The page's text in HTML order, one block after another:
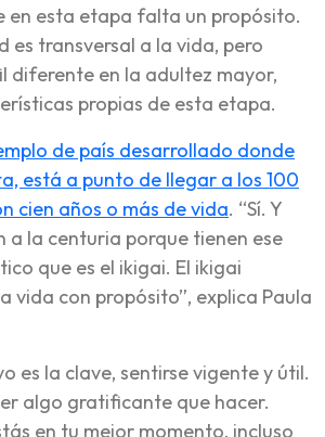
en esta etapa falta un propósito.
es transversal a la vida, pero
diferente en la adultez mayor,
propias de esta etapa.
de país desarrollado donde
está a punto de llegar a los 100
cien años o más de vida. “Sí. Y
a la centuria porque tienen ese
que es el ikigai. El ikigai
vida con propósito”, explica Paula
es la clave, sentirse vigente y útil.
algo gratificante que hacer.
en tu mejor momento, incluso